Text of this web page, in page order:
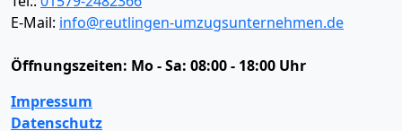
E-Mail: info@reutlingen-umzugsunternehmen.de
Öffnungszeiten: Mo - Sa: 08:00 - 18:00 Uhr
Impressum
Datenschutz